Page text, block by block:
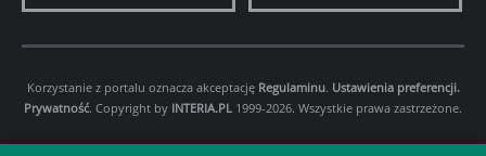
Korzystanie z portalu oznacza akceptację Regulaminu. Ustawienia preferencji.
Prywatność. Copyright by INTERIA.PL 1999-2026. Wszystkie prawa zastrzeżone.